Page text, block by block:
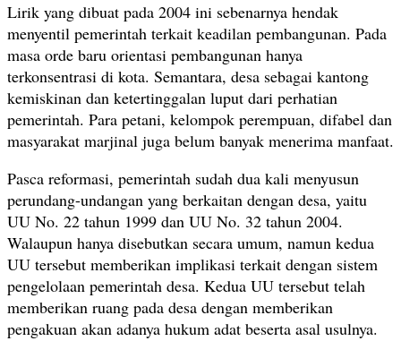
Lirik yang dibuat pada 2004 ini sebenarnya hendak
menyentil pemerintah terkait keadilan pembangunan. Pada
masa orde baru orientasi pembangunan hanya
terkonsentrasi di kota. Semantara, desa sebagai kantong
kemiskinan dan ketertinggalan luput dari perhatian
pemerintah. Para petani, kelompok perempuan, difabel dan
masyarakat marjinal juga belum banyak menerima manfaat.
Pasca reformasi, pemerintah sudah dua kali menyusun
perundang-undangan yang berkaitan dengan desa, yaitu
UU No. 22 tahun 1999 dan UU No. 32 tahun 2004.
Walaupun hanya disebutkan secara umum, namun kedua
UU tersebut memberikan implikasi terkait dengan sistem
pengelolaan pemerintah desa. Kedua UU tersebut telah
memberikan ruang pada desa dengan memberikan
pengakuan akan adanya hukum adat beserta asal usulnya.